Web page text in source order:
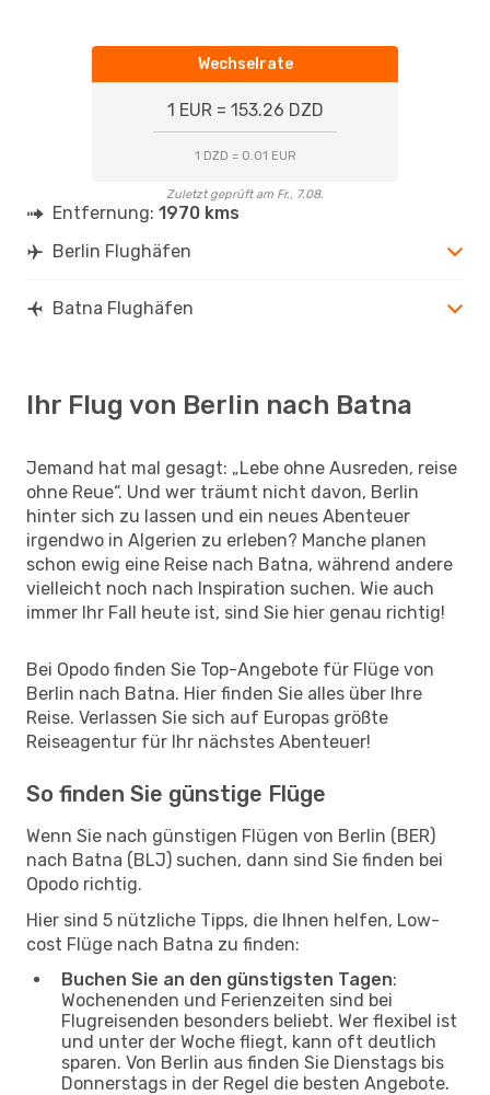
Wechselrate
1 EUR = 153.26 DZD
1 DZD = 0.01 EUR
Zuletzt geprüft am Fr., 7.08.
Entfernung: 1970 kms
Berlin Flughäfen
Batna Flughäfen
Ihr Flug von Berlin nach Batna
Jemand hat mal gesagt: „Lebe ohne Ausreden, reise
ohne Reue“. Und wer träumt nicht davon, Berlin
hinter sich zu lassen und ein neues Abenteuer
irgendwo in Algerien zu erleben? Manche planen
schon ewig eine Reise nach Batna, während andere
vielleicht noch nach Inspiration suchen. Wie auch
immer Ihr Fall heute ist, sind Sie hier genau richtig!
Bei Opodo finden Sie Top-Angebote für Flüge von
Berlin nach Batna. Hier finden Sie alles über Ihre
Reise. Verlassen Sie sich auf Europas größte
Reiseagentur für Ihr nächstes Abenteuer!
So finden Sie günstige Flüge
Wenn Sie nach günstigen Flügen von Berlin (BER)
nach Batna (BLJ) suchen, dann sind Sie finden bei
Opodo richtig.
Hier sind 5 nützliche Tipps, die Ihnen helfen, Low-
cost Flüge nach Batna zu finden:
Buchen Sie an den günstigsten Tagen:
Wochenenden und Ferienzeiten sind bei
Flugreisenden besonders beliebt. Wer flexibel ist
und unter der Woche fliegt, kann oft deutlich
sparen. Von Berlin aus finden Sie Dienstags bis
Donnerstags in der Regel die besten Angebote.